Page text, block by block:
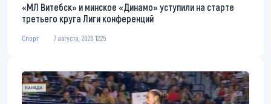
«МЛ Витебск» и минское «Динамо» уступили на старте
третьего круга Лиги конференций
Спорт 7 августа, 2026 12:25